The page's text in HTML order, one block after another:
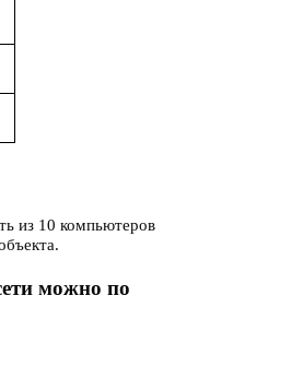
из 10 компьютеров
можно по